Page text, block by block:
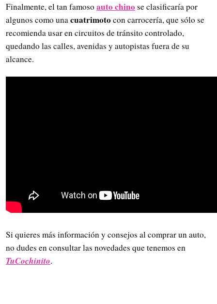
Finalmente, el tan famoso auto chinose clasificaría por
algunos como unacuatrimotocon carrocería, que sólo se
recomienda usar en circuitos de tránsito controlado,
quedando las calles, avenidas y autopistas fuera de su
alcance.
Si quieres más información y consejos al comprar un auto,
no dudes en consultar las novedades que tenemos en
TuCochinito.